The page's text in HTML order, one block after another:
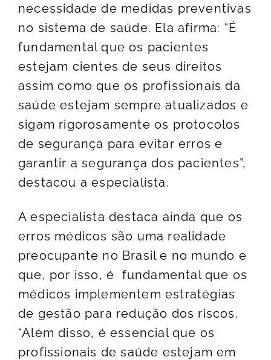
necessidade de medidas preventivas
no sistema de saúde. Ela afirma: “É
fundamental que os pacientes
estejam cientes de seus direitos
assim como que os profissionais da
saúde estejam sempre atualizados e
sigam rigorosamente os protocolos
de segurança para evitar erros e
garantir a segurança dos pacientes”,
destacou a especialista.
A especialista destaca ainda que os
erros médicos são uma realidade
preocupante no Brasil e no mundo e
que, por isso, é fundamental que os
médicos implementem estratégias
de gestão para redução dos riscos.
“Além disso, é essencial que os
profissionais de saúde estejam em